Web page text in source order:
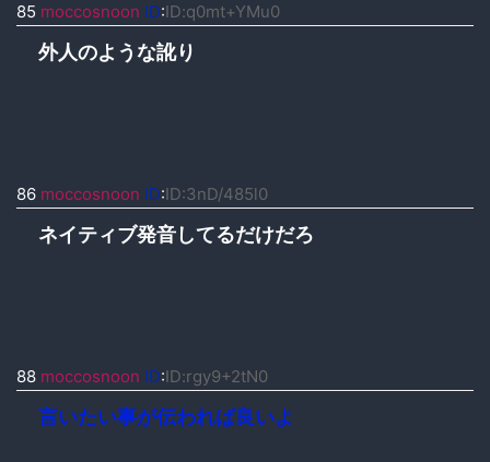
85 moccosnoon ID:ID:q0mt+YMu0
外人のような訛り
86 moccosnoon ID:ID:3nD/485l0
ネイティブ発音してるだけだろ
88 moccosnoon ID:ID:rgy9+2tN0
言いたい事が伝われば良いよ